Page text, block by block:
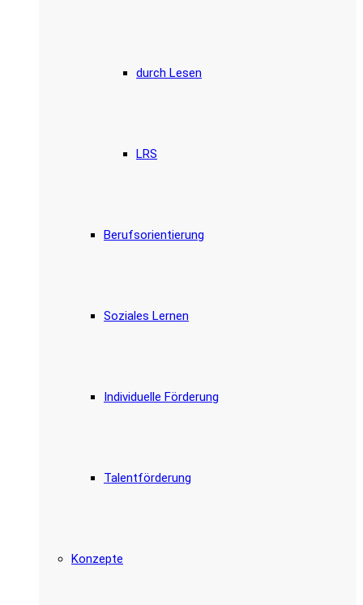
durch Lesen
LRS
Berufsorientierung
Soziales Lernen
Individuelle Förderung
Talentförderung
Konzepte